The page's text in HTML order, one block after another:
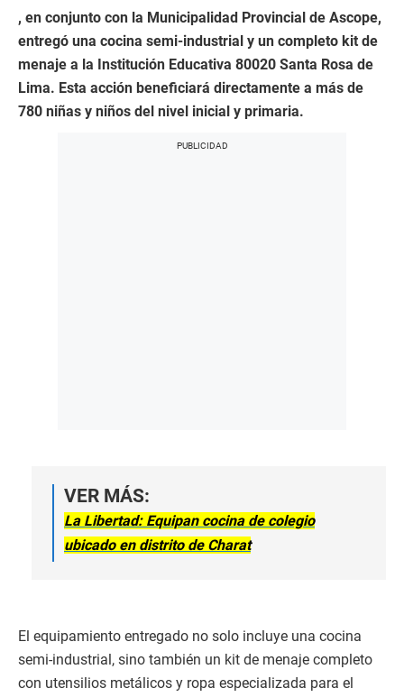
, en conjunto con la Municipalidad Provincial de Ascope,
entregó una cocina semi-industrial y un completo kit de
menaje a la Institución Educativa 80020 Santa Rosa de
Lima. Esta acción beneficiará directamente a más de
780 niñas y niños del nivel inicial y primaria.
VER MÁS:
La Libertad: Equipan cocina de colegio
ubicado en distrito de Charat
El equipamiento entregado no solo incluye una cocina
semi-industrial, sino también un kit de menaje completo
con utensilios metálicos y ropa especializada para el